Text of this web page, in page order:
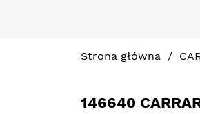
Strona główna
146640